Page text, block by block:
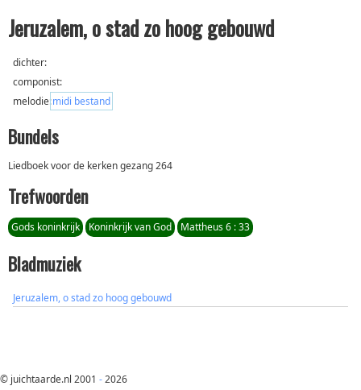
Jeruzalem, o stad zo hoog gebouwd
dichter:
componist:
melodie:midi bestand
Bundels
Liedboek voor de kerken gezang 264
Trefwoorden
Gods koninkrijk Koninkrijk van God Mattheus 6 : 33
Bladmuziek
Jeruzalem, o stad zo hoog gebouwd
© juichtaarde.nl 2001 -2026